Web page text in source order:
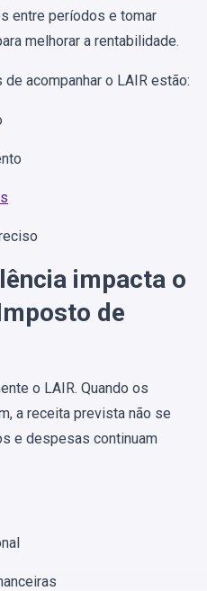
entre períodos e tomar
melhorar a rentabilidade.
acompanhar o LAIR estão:
impacta o
de
o LAIR. Quando os
a receita prevista não se
e despesas continuam